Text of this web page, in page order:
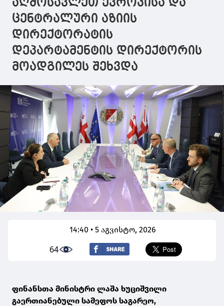
აღმოსავლეთ ევროპისა და
ცენტრალური აზიის
დირექტორატის
დეპარტამენტის დირექტორის
მოადგილეს შეხვდა
14:40 • 5 აგვისტო, 2026
64
ფინანსთა მინისტრი ლაშა ხუციშვილი
გაერთიანებული სამეფოს საგარეო,